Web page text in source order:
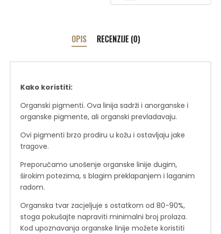
OPIS RECENZIJE (0)
Kako koristiti:
Organski pigmenti. Ova linija sadrži i anorganske i
organske pigmente, ali organski prevladavaju.
Ovi pigmenti brzo prodiru u kožu i ostavljaju jake
tragove.
Preporučamo unošenje organske linije dugim,
širokim potezima, s blagim preklapanjem i laganim
radom.
Organska tvar zacjeljuje s ostatkom od 80-90%,
stoga pokušajte napraviti minimalni broj prolaza.
Kod upoznavanja organske linije možete koristiti